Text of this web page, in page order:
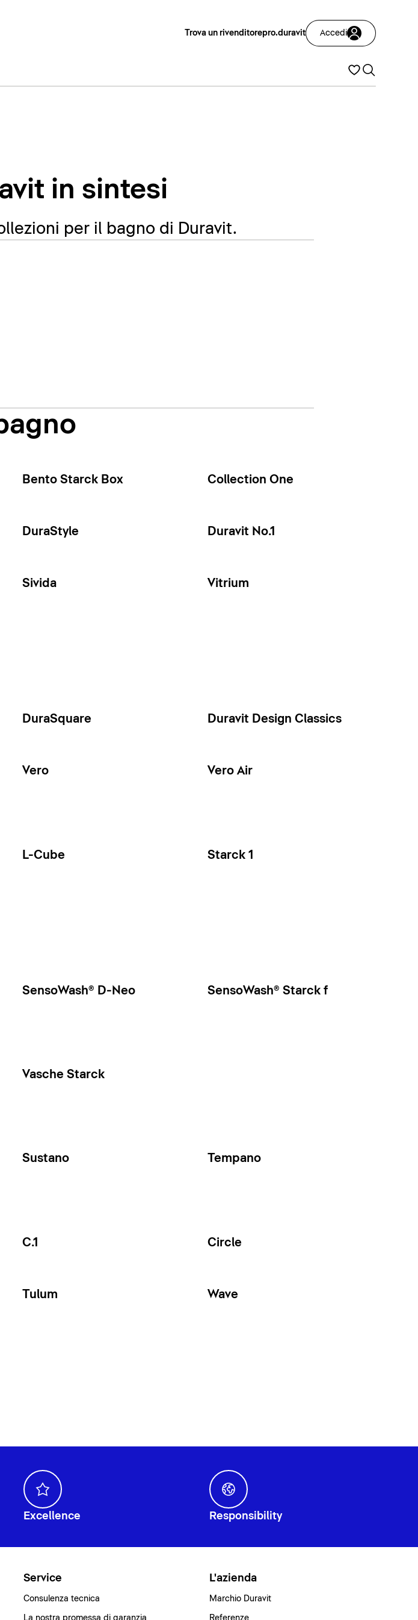
Trova un rivenditorepro.duravit Accedi
in sintesi
per il bagno di Duravit.
Bento Starck Box Collection One
DuraStyle Duravit No.1
Sivida Vitrium
DuraSquare Duravit Design Classics
Vero Vero Air
L-Cube Starck 1
SensoWash® D-Neo SensoWash® Starck f
Vasche Starck
Sustano Tempano
C.1 Circle
Tulum Wave
Excellence Responsibility
Service
Consulenza tecnica
La nostra promessa di garanzia
L'azienda
Marchio Duravit
Referenze